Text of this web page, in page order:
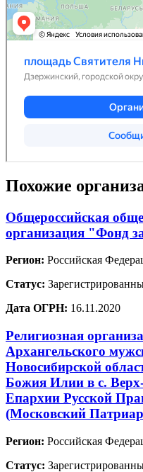
Похожие
Общероссийская
организация "Фонд
Регион: Российская
Статус:
Дата ОГРН: 16.11.2020
Религиозная
Архангельского
Новосибирской
Божия Илии в с.
Епархии Русской
(Московский
Регион: Российская
Статус: